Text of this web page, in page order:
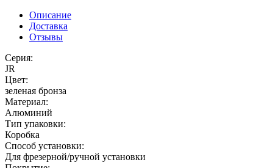
Описание
Доставка
Отзывы
Серия:
JR
Цвет:
зеленая бронза
Материал:
Алюминий
Тип упаковки:
Коробка
Способ установки:
Для фрезерной/ручной установки